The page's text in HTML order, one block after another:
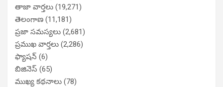
తాజా వార్తలు (19,271)
తెలంగాణ (11,181)
ప్రజా సమస్యలు (2,681)
ప్రముఖ వార్తలు (2,286)
ఫ్యాషన్ (6)
బిజినెస్ (65)
ముఖ్య కథనాలు (78)